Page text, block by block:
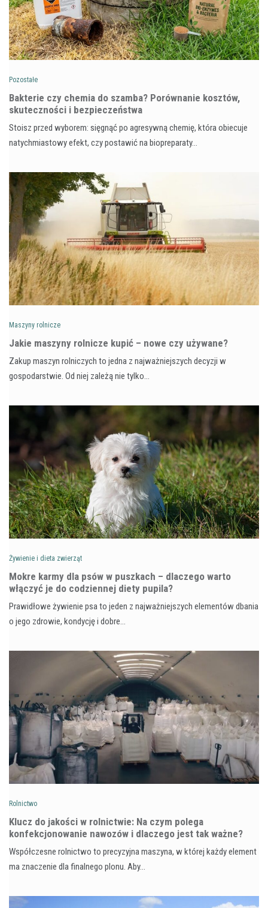
Pozostałe
Bakterie czy chemia do szamba? Porównanie kosztów,
skuteczności i bezpieczeństwa
Stoisz przed wyborem: sięgnąć po agresywną chemię, która obiecuje
natychmiastowy efekt, czy postawić na biopreparaty…
Maszyny rolnicze
Jakie maszyny rolnicze kupić – nowe czy używane?
Zakup maszyn rolniczych to jedna z najważniejszych decyzji w
gospodarstwie. Od niej zależą nie tylko…
Żywienie i dieta zwierząt
Mokre karmy dla psów w puszkach – dlaczego warto
włączyć je do codziennej diety pupila?
Prawidłowe żywienie psa to jeden z najważniejszych elementów dbania
o jego zdrowie, kondycję i dobre…
Rolnictwo
Klucz do jakości w rolnictwie: Na czym polega
konfekcjonowanie nawozów i dlaczego jest tak ważne?
Współczesne rolnictwo to precyzyjna maszyna, w której każdy element
ma znaczenie dla finalnego plonu. Aby…